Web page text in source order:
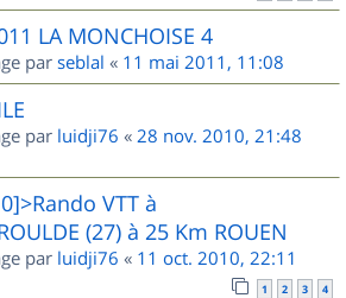
LA MONCHOISE 4
par seblal « 11 mai 2011, 11:08
par luidji76 « 28 nov. 2010, 21:48
VTT à
(27) à 25 Km ROUEN
par luidji76 « 11 oct. 2010, 22:11
1 2 3 4